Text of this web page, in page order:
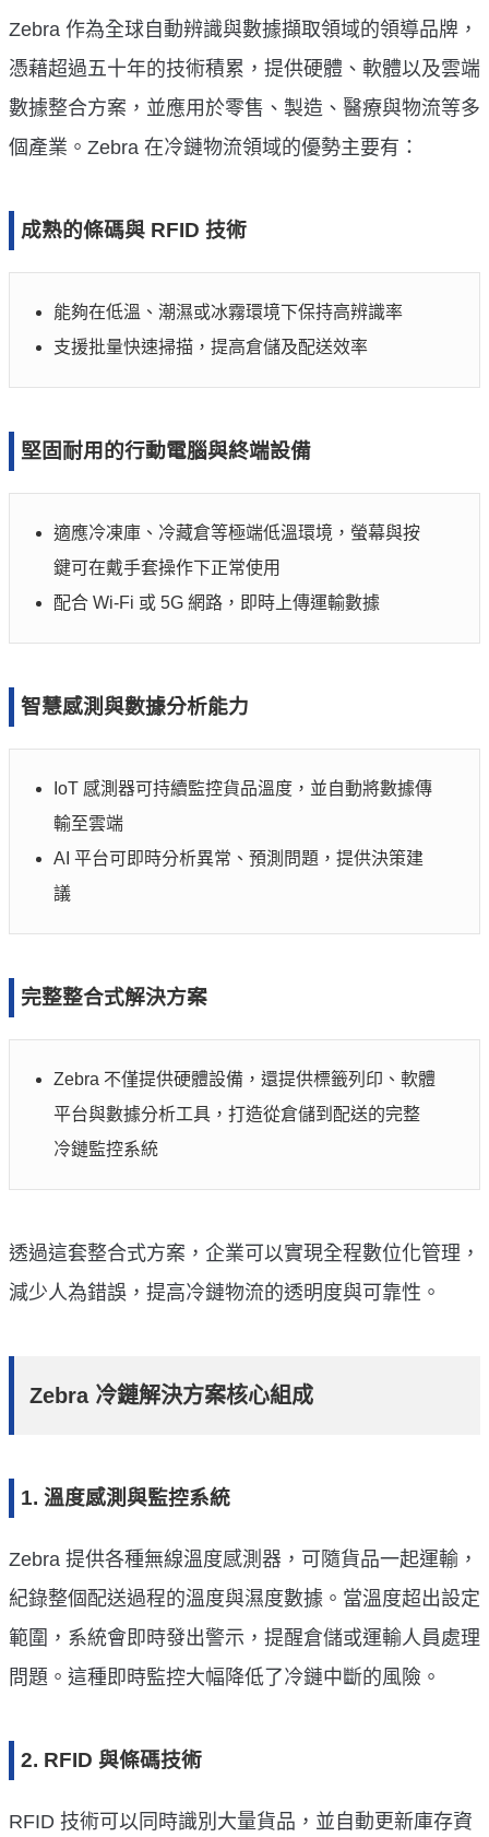
Zebra 作為全球自動辨識與數據擷取領域的領導品牌，
憑藉超過五十年的技術積累，提供硬體、軟體以及雲端
數據整合方案，並應用於零售、製造、醫療與物流等多
個產業。Zebra 在冷鏈物流領域的優勢主要有：
成熟的條碼與 RFID 技術
能夠在低溫、潮濕或冰霧環境下保持高辨識率
支援批量快速掃描，提高倉儲及配送效率
堅固耐用的行動電腦與終端設備
適應冷凍庫、冷藏倉等極端低溫環境，螢幕與按
鍵可在戴手套操作下正常使用
配合 Wi-Fi 或 5G 網路，即時上傳運輸數據
智慧感測與數據分析能力
IoT 感測器可持續監控貨品溫度，並自動將數據傳
輸至雲端
AI 平台可即時分析異常、預測問題，提供決策建
議
完整整合式解決方案
Zebra 不僅提供硬體設備，還提供標籤列印、軟體
平台與數據分析工具，打造從倉儲到配送的完整
冷鏈監控系統
透過這套整合式方案，企業可以實現全程數位化管理，
減少人為錯誤，提高冷鏈物流的透明度與可靠性。
Zebra 冷鏈解決方案核心組成
1. 溫度感測與監控系統
Zebra 提供各種無線溫度感測器，可隨貨品一起運輸，
紀錄整個配送過程的溫度與濕度數據。當溫度超出設定
範圍，系統會即時發出警示，提醒倉儲或運輸人員處理
問題。這種即時監控大幅降低了冷鏈中斷的風險。
2. RFID 與條碼技術
RFID 技術可以同時識別大量貨品，並自動更新庫存資